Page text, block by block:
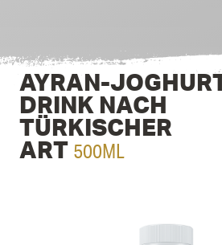
AYRAN-
DRINK NACH
TÜRKI­SCHER
ART 500ML